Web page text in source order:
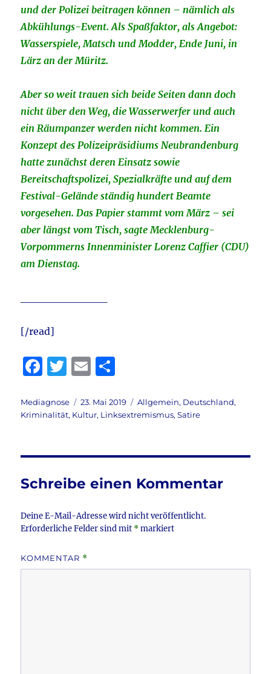
und der Polizei beitragen können – nämlich als
Abkühlungs-Event. Als Spaßfaktor, als Angebot:
Wasserspiele, Matsch und Modder, Ende Juni, in
Lärz an der Müritz.
Aber so weit trauen sich beide Seiten dann doch
nicht über den Weg, die Wasserwerfer und auch
ein Räumpanzer werden nicht kommen. Ein
Konzept des Polizeipräsidiums Neubrandenburg
hatte zunächst deren Einsatz sowie
Bereitschaftspolizei, Spezialkräfte und auf dem
Festival-Gelände ständig hundert Beamte
vorgesehen. Das Papier stammt vom März – sei
aber längst vom Tisch, sagte Mecklenburg-
Vorpommerns Innenminister Lorenz Caffier (CDU)
am Dienstag.
[/read]
F
c
e
o
o
T
it
te
E
ai
l
le
n
Autor
Mediagnose
Veröffentlicht
am
23. Mai 2019 Kategorien
Allgemein, Deutschland,
Kriminalität, Kultur, Linksextremismus,Satire
Schreibe einen Kommentar
Deine E-Mail-Adresse wird nicht veröffentlicht.
Erforderliche Felder sind mit *markiert
KOMMENTAR *